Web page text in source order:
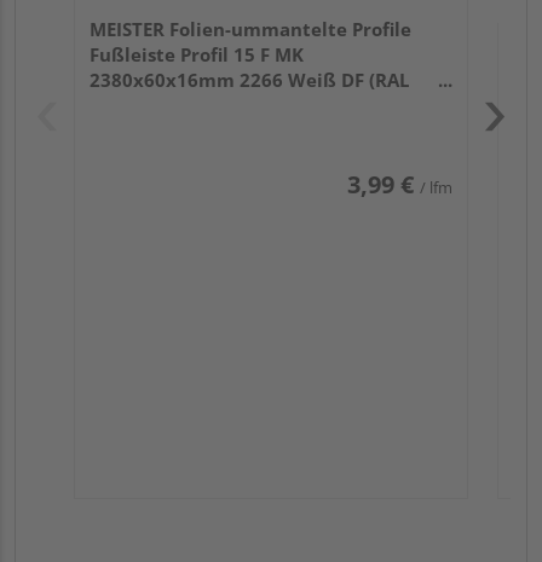
MEISTER Folien-ummantelte Profile
Fußleiste Profil 15 F MK
2380x60x16mm 2266 Weiß DF (RAL
3,99 € / lfm